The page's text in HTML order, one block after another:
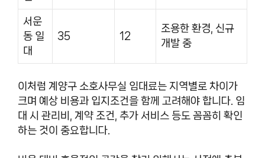
서운
동 일
대
35 12
조용한 환경, 신규
개발 중
이처럼 계양구 소호사무실 임대료는 지역별로 차이가
크며 예상 비용과 입지조건을 함께 고려해야 합니다. 임
대 시 관리비, 계약 조건, 추가 서비스 등도 꼼꼼히 확인
하는 것이 중요합니다.